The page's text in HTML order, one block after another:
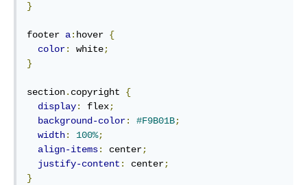
}
footer a: hover {
color: white;
}
section. copyright {
display: flex;
background-color: #F9B01B;
width: 100%;
align-items: center;
justify-content : center;
}